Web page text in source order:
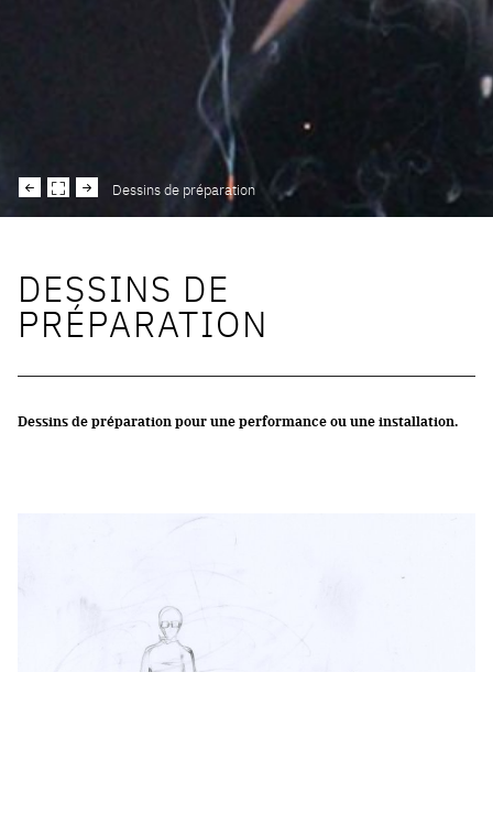
Dessins de préparation
DESSINS DE
PRÉPARATION
Dessins de préparation pour une performance ou une installation.